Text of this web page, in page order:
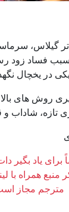
تر گیلاس،
سبب فساد زود
در یخچال
روش های بالا
تازه، شاداب و
برای یاد بگیر
منبع همراه با
مترجم مجاز